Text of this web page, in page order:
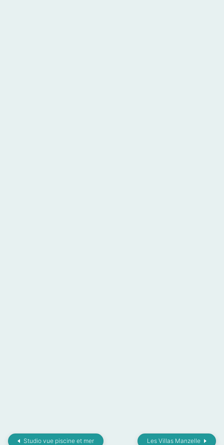
Studio vue piscine et mer Les Villas Manzelle